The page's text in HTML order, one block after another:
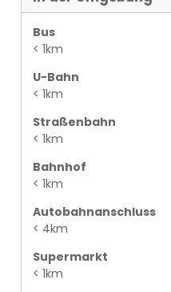
Bus
< 1km
U-Bahn
< 1km
Straßenbahn
< 1km
Bahnhof
< 1km
Autobahnanschluss
< 4km
Supermarkt
< 1km